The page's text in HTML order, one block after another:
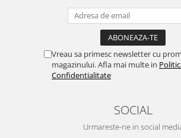
Vreau sa primesc newsletter cu
magazinului. Afla mai multe in
Confidentialitate
SOCIAL
Urmareste-ne in social